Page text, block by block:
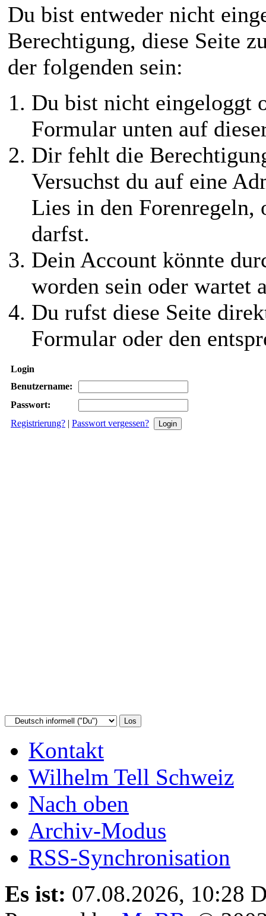
Du bist entweder nicht
Berechtigung, diese Seite
der folgenden sein:
Du bist nicht eingeloggt
Formular unten auf
Dir fehlt die
Versuchst du auf eine
Lies in den Forenregeln,
darfst.
Dein Account könnte
worden sein oder wartet
Du rufst diese Seite
Formular oder den
Login
Benutzername:
Passwort:
Registrierung? | Passwort vergessen?
Kontakt
Wilhelm Tell Schweiz
Nach oben
Archiv-Modus
RSS-Synchronisation
Es ist: 07.08.2026, 10:28